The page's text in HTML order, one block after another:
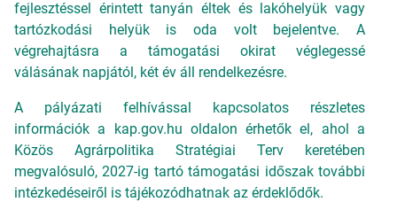
fejlesztéssel érintett tanyán éltek és lakóhelyük vagy
tartózkodási helyük is oda volt bejelentve. A
végrehajtásra a támogatási okirat véglegessé
válásának napjától, két év áll rendelkezésre.
A pályázati felhívással kapcsolatos részletes
információk a kap.gov.hu oldalon érhetők el, ahol a
Közös Agrárpolitika Stratégiai Terv keretében
megvalósuló, 2027-ig tartó támogatási időszak további
intézkedéseiről is tájékozódhatnak az érdeklődők.